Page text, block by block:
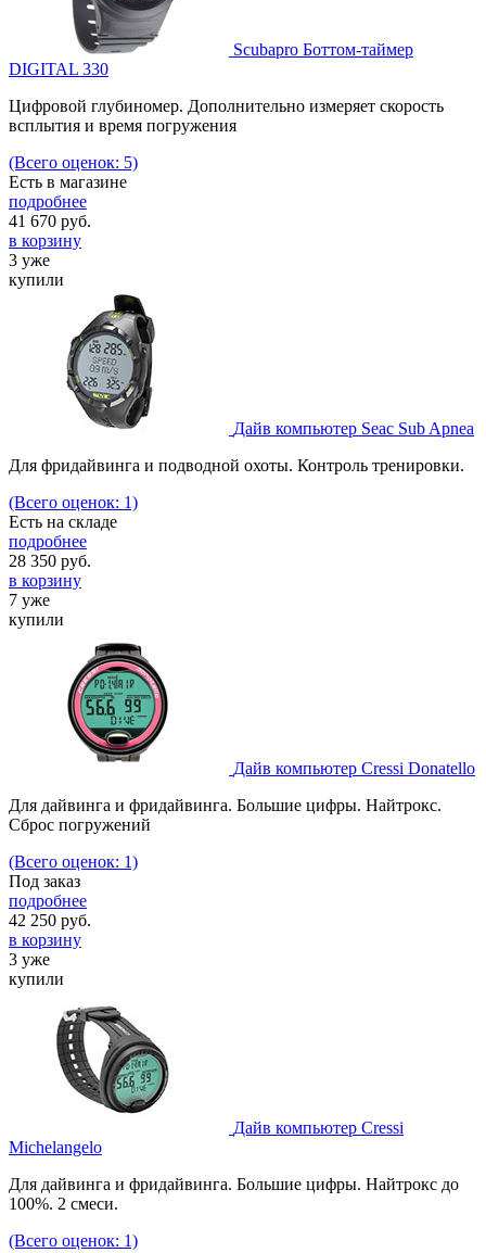
Scubapro Боттом-таймер
DIGITAL 330
Цифровой глубиномер. Дополнительно измеряет скорость
всплытия и время погружения
(Всего оценок: 5)
Есть в магазине
подробнее
41 670 руб.
в корзину
3 уже
купили
Дайв компьютер Seac Sub Apnea
Для фридайвинга и подводной охоты. Контроль тренировки.
(Всего оценок: 1)
Есть на складе
подробнее
28 350 руб.
в корзину
7 уже
купили
Дайв компьютер Cressi Donatello
Для дайвинга и фридайвинга. Большие цифры. Найтрокс.
Сброс погружений
(Всего оценок: 1)
Под заказ
подробнее
42 250 руб.
в корзину
3 уже
купили
Дайв компьютер Cressi
Michelangelo
Для дайвинга и фридайвинга. Большие цифры. Найтрокс до
100%. 2 смеси.
(Всего оценок: 1)